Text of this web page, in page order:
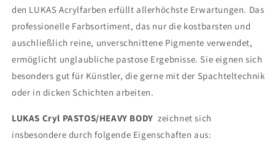
den LUKAS Acrylfarben erfüllt allerhöchste Erwartungen. Das
professionelle Farbsortiment, das nur die kostbarsten und
auschließlich reine, unverschnittene Pigmente verwendet,
ermöglicht unglaubliche pastose Ergebnisse. Sie eignen sich
besonders gut für Künstler, die gerne mit der Spachteltechnik
oder in dicken Schichten arbeiten.
LUKAS Cryl PASTOS/HEAVY BODY zeichnet sich
insbesondere durch folgende Eigenschaften aus: